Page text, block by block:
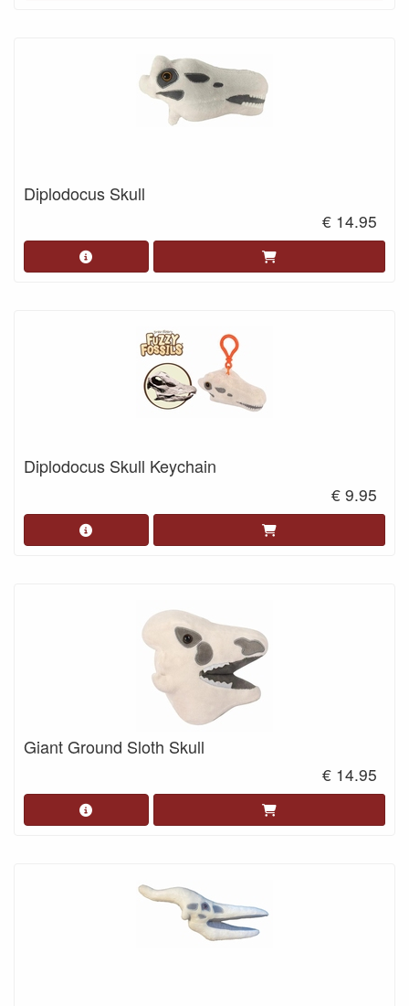
Diplodocus Skull
€ 14.95
Diplodocus Skull Keychain
€ 9.95
Giant Ground Sloth Skull
€ 14.95